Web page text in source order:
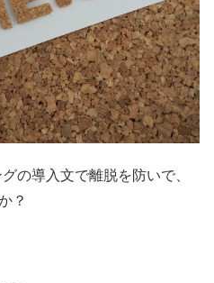
の導入文で離脱を防いで、
？